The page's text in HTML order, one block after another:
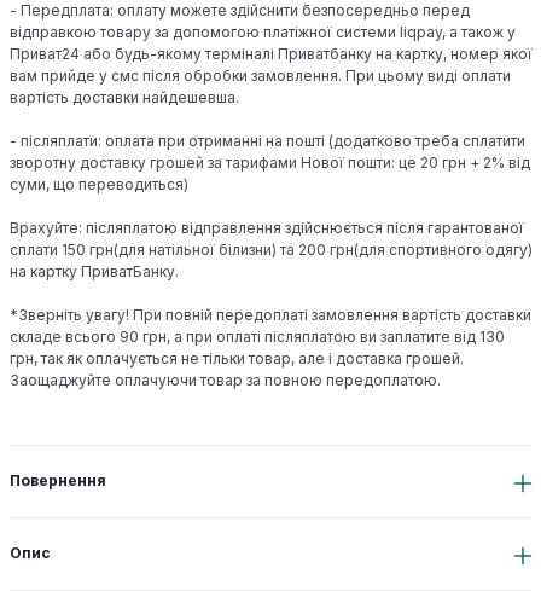
- Передплата: оплату можете здійснити безпосередньо перед
відправкою товару за допомогою платіжної системи liqpay, а також у
Приват24 або будь-якому терміналі Приватбанку на картку, номер якої
вам прийде у смс після обробки замовлення. При цьому виді оплати
вартість доставки найдешевша.
- післяплати: оплата при отриманні на пошті (додатково треба сплатити
зворотну доставку грошей за тарифами Нової пошти: це 20 грн + 2% від
суми, що переводиться)
Врахуйте: післяплатою відправлення здійснюється після гарантованої
сплати 150 грн(для натільної білизни) та 200 грн(для спортивного одягу)
на картку ПриватБанку.
*Зверніть увагу! При повній передоплаті замовлення вартість доставки
складе всього 90 грн, а при оплаті післяплатою ви заплатите від 130
грн, так як оплачується не тільки товар, але і доставка грошей.
Заощаджуйте оплачуючи товар за повною передоплатою.
Повернення
Опис